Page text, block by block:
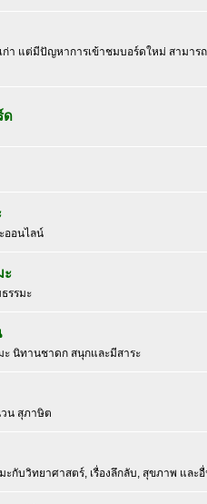
ก่า แต่มีปัญหาการเข้าชมบอร์ดใหม่ สามา
ด
ออนไลน์
ะ
รรมะ
ะ นิทานชาดก สนุกและมีสาระ
น สุภาษิต
ะกับวิทยาศาสตร์, เรื่องลึกลับ, สุขภาพ และ